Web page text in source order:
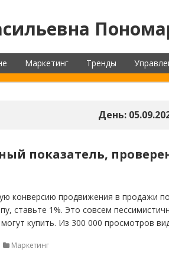
Маркетинг Тренды
День:
показатель,
конверсию продвижения в продажи
ставьте 1%. Это совсем
купить. Из 300 000 просмотров
Маркетинг